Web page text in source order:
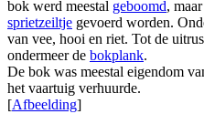
bok werd meestal geboomd,
sprietzeiltje gevoerd worden.
van vee, hooi en riet. Tot de
ondermeer de bokplank.
De bok was meestal eigendom
het vaartuig verhuurde.
[Afbeelding]